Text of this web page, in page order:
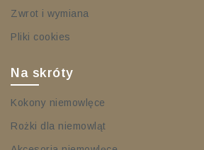
Zwrot i wymiana
Pliki cookies
Na skróty
Kokony niemowlęce
Rożki dla niemowląt